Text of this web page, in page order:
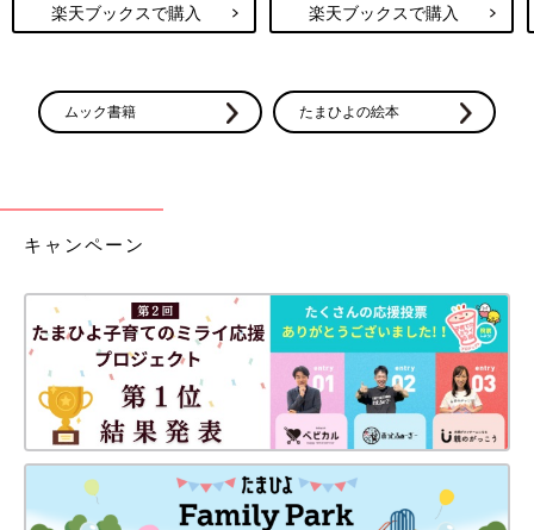
楽天ブックスで購入 楽天ブックスで購入
ムック書籍 たまひよの絵本
キャンペーン